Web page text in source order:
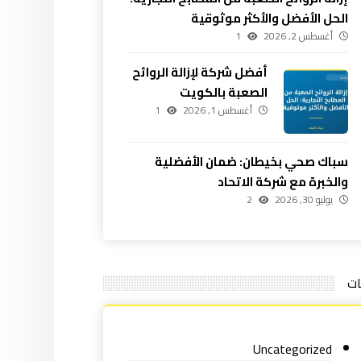
الحل الأفضل والأكثر موثوقية
أغسطس 2, 2026 1
أفضل شركة لإزالة الروائح
الصعبة بالكويت
أغسطس 1, 2026 1
سباك صحي بخيطان: ضمان الأفضلية
والخبرة مع شركة الاتحاد
يوليو 30, 2026 2
Uncategorized